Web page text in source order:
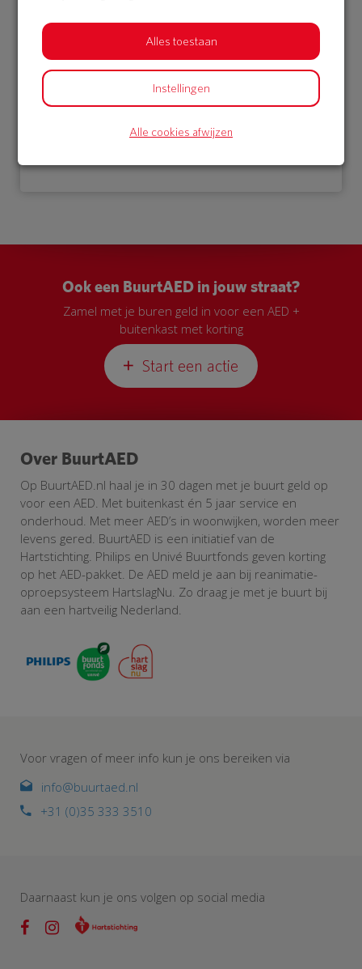
Bekijk alle donateurs
Ook een BuurtAED in jouw straat?
Zamel met je buren geld in voor een AED +
buitenkast met korting
Start een actie
Over BuurtAED
Op BuurtAED.nl haal je in 30 dagen met je buurt geld op
voor een AED. Met buitenkast én 5 jaar service en
onderhoud. Met meer AED’s in woonwijken, worden meer
levens gered. BuurtAED is een initiatief van de
Hartstichting. Philips en Univé Buurtfonds geven korting
op het AED-pakket. De AED meld je aan bij reanimatie-
oproepsysteem HartslagNu. Zo draag je met je buurt bij
aan een hartveilig Nederland.
Voor vragen of meer info kun je ons bereiken via
info@buurtaed.nl
+31 (0)35 333 3510
Daarnaast kun je ons volgen op social media
Alles toestaan
Instellingen
Alle cookies afwijzen